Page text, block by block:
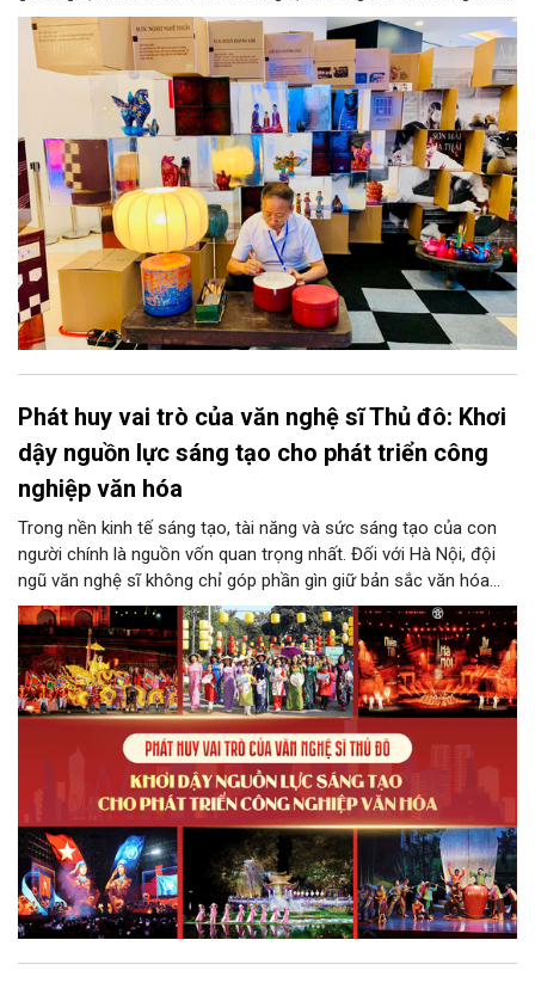
năng phát triển mới cho thủ công đương đại trên nền tảng di
sản. Từ những cuộc “kết duyên” đầy cảm hứng ấy, Hà Nội đang
khơi thông mạch ngầm của hệ sinh thái thủ công, biến vốn cổ
thành động lực bền vững cho tương lai.
Phát huy vai trò của văn nghệ sĩ Thủ đô: Khơi
dậy nguồn lực sáng tạo cho phát triển công
nghiệp văn hóa
Trong nền kinh tế sáng tạo, tài năng và sức sáng tạo của con
người chính là nguồn vốn quan trọng nhất. Đối với Hà Nội, đội
ngũ văn nghệ sĩ không chỉ góp phần gìn giữ bản sắc văn hóa
mà còn giữ vai trò trung tâm trong quá trình hình thành các sản
phẩm công nghiệp văn hóa có giá trị. Khơi dậy, phát huy và tạo
điều kiện để nguồn lực sáng tạo ấy phát triển sẽ là “chìa khóa”
để Hà Nội khai thác hiệu quả tiềm năng văn hóa, nâng cao năng
lực cạnh tranh và khẳng định vị thế của một trung tâm sáng tạo
trong kỷ nguyên mới.